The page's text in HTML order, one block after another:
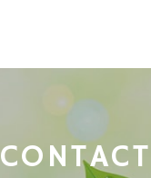
CONTACT